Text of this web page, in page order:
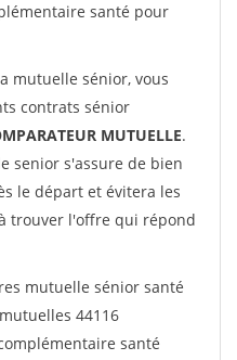
santé pour
mutuelle sénior, vous
contrats sénior
MUTUELLE.
senior s'assure de bien
le départ et évitera les
trouver l'offre qui répond
mutuelle sénior santé
44116
santé